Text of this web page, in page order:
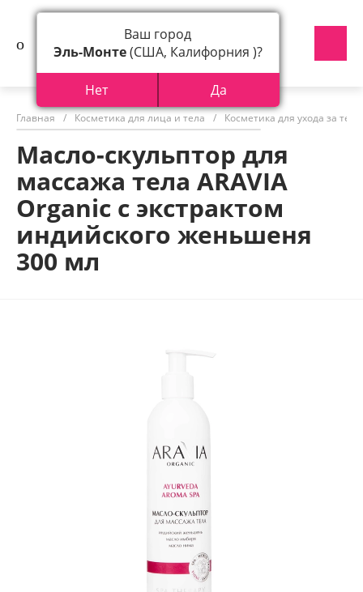
Главная / Косметика для лица и тела / Косметика для ухода за
Масло-скульптор для
массажа тела ARAVIA
Organic с экстрактом
индийского женьшеня
300 мл
Ваш город
Эль-Монте(США, Калифорния )?
Нет Да